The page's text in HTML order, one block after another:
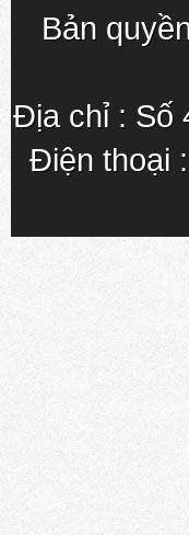
Bản
Địa chỉ : Số
Điện thoại